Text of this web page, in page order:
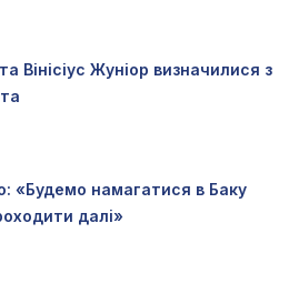
Вінісіус Жуніор визначилися з
«Будемо намагатися в Баку
далі»